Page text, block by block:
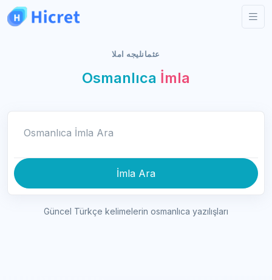
عثمانليجه املا
Osmanlıca İmla
İmla Ara
Güncel Türkçe kelimelerin osmanlıca yazılışları